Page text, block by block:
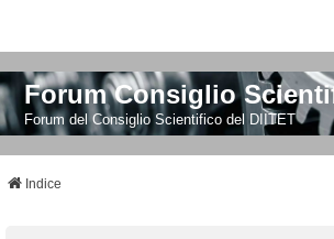
Forum Consiglio
Forum del Consiglio Scientifico del DIITET
Indice